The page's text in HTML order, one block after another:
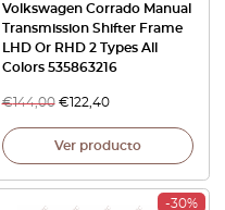
Volkswagen Corrado Manual
Transmission Shifter Frame
LHD Or RHD 2 Types All
Colors 535863216
€144,00 €122,40
Ver producto
-30%